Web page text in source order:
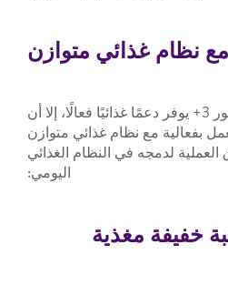
على الرغم من أن بدياشور 3+ يوفر دعمًا غذائيًا فعالًا، إلا أن
بفعالية مع نظام غذائي متوازن
لدمجه في النظام الغذائي
اليومي:
خفيفة مغذية